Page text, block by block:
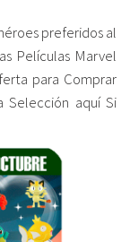
preferidos al
Películas Marvel
para Comprar
Selección aquí Si